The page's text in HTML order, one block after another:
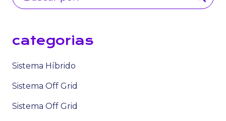
categorias
Sistema Híbrido
Sistema Off Grid
Sistema Off Grid